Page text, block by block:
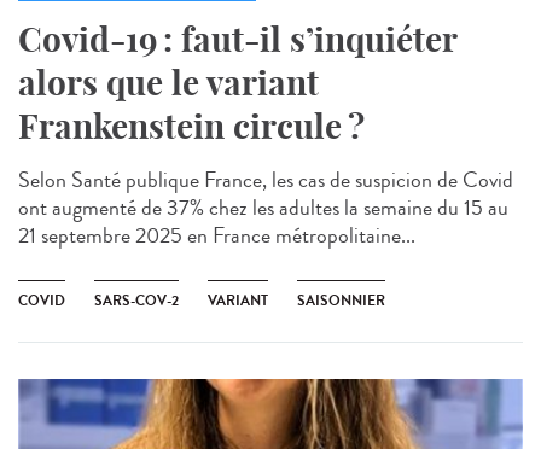
Covid-19 : faut-il s’inquiéter
alors que le variant
Frankenstein circule ?
Selon Santé publique France, les cas de suspicion de Covid
ont augmenté de 37% chez les adultes la semaine du 15 au
21 septembre 2025 en France métropolitaine...
COVID SARS-COV-2 VARIANT SAISONNIER